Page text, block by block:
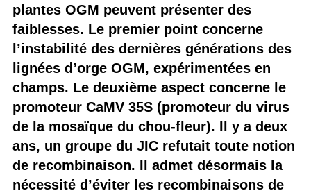
plantes OGM peuvent présenter des
faiblesses. Le premier point concerne
l’instabilité des dernières générations des
lignées d’orge OGM, expérimentées en
champs. Le deuxième aspect concerne le
promoteur CaMV 35S (promoteur du virus
de la mosaïque du chou-fleur). Il y a deux
ans, un groupe du JIC refutait toute notion
de recombinaison. Il admet désormais la
nécessité d’éviter les recombinaisons de